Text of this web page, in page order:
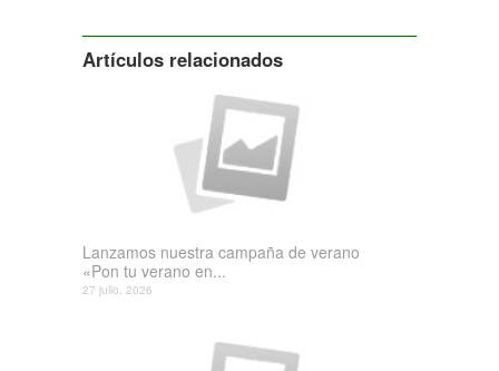
Artículos relacionados
Lanzamos nuestra campaña de verano
«Pon tu verano en...
27 julio, 2026